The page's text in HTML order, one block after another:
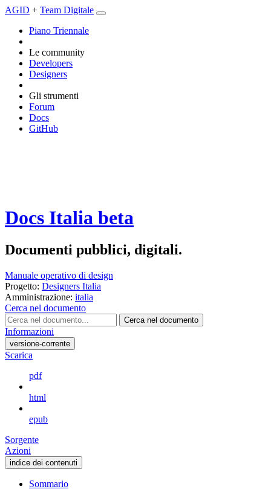
AGID + Team Digitale
Piano Triennale
Le community
Developers
Designers
Gli strumenti
Forum
Docs
GitHub
Docs Italia beta
Documenti pubblici, digitali.
Manuale operativo di design
Progetto: Designers Italia
Amministrazione: italia
Cerca nel documento
Cerca nel documento
Informazioni
versione-corrente
Scarica
pdf
html
epub
Sorgente
Azioni
indice dei contenuti
Sommario